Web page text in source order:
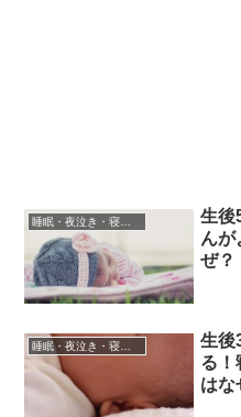
生後
んが
ぜ？
生後
る！
はな